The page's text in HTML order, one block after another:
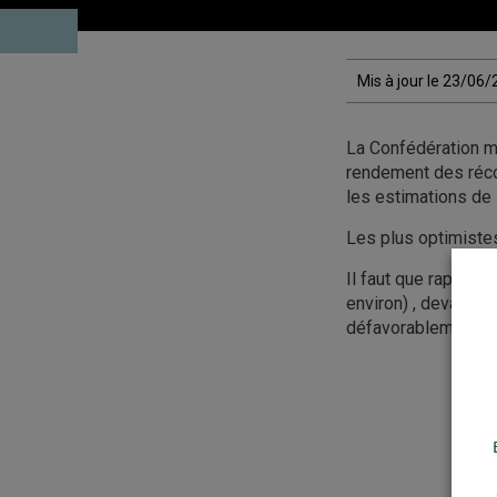
Mis à jour le 23/06/
La Confédération
rendement des
les estimations de
Les plus
Il faut que rappeler
environ) , devant
défavorablement